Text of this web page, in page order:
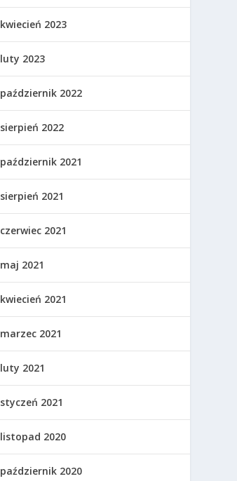
kwiecień 2023
luty 2023
październik 2022
sierpień 2022
październik 2021
sierpień 2021
czerwiec 2021
maj 2021
kwiecień 2021
marzec 2021
luty 2021
styczeń 2021
listopad 2020
październik 2020